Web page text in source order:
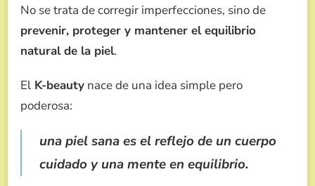
No se trata de corregir imperfecciones, sino de
prevenir, proteger y mantener el equilibrio
natural de la piel.
El K-beauty nace de una idea simple pero
poderosa:
una piel sana es el reflejo de un cuerpo
cuidado y una mente en equilibrio.